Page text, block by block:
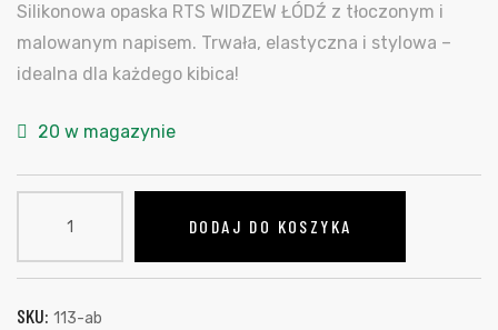
Silikonowa opaska RTS WIDZEW ŁÓDŹ z tłoczonym i
malowanym napisem. Trwała, elastyczna i stylowa –
idealna dla każdego kibica!
20 w magazynie
DODAJ DO KOSZYKA
SKU: 113-ab